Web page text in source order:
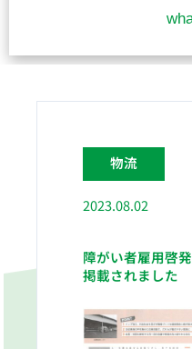
物流
2023.08.02
障がい者雇用啓
掲載されました